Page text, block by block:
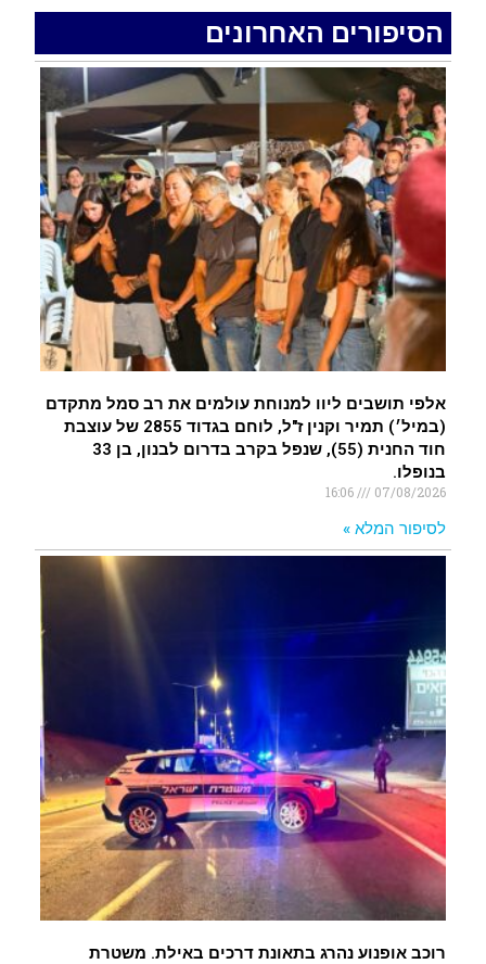
.
רכב התנגש במעקה בטיחות בכביש 90 בסמוך לעין
חצבה. פצועים
איציק נועם מייסד מקומו ערב ערב נפטר
הסיפורים האחרונים
אלפי תושבים ליוו למנוחת עולמים את רב סמל מתקדם
(במיל׳) תמיר וקנין ז"ל, לוחם בגדוד 2855 של עוצבת
חוד החנית (55), שנפל בקרב בדרום לבנון, בן 33
בנופלו.
07/08/2026
16:06
לסיפור המלא »
רוכב אופנוע נהרג בתאונת דרכים באילת. משטרת